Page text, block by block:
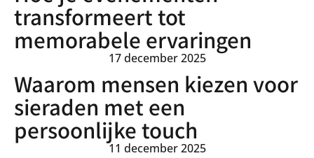
transformeert tot
memorabele ervaringen
17 december 2025
Waarom mensen kiezen voor
sieraden met een
persoonlijke touch
11 december 2025